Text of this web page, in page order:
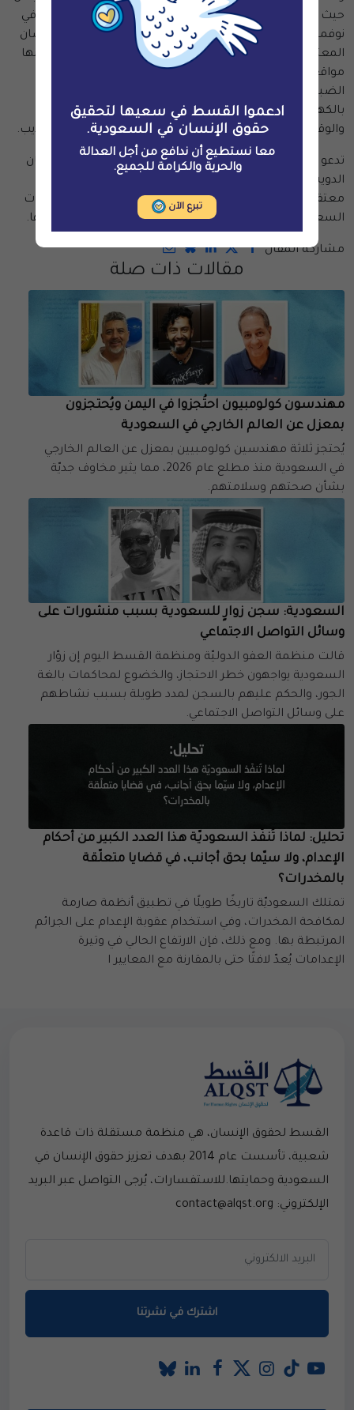
حيث تعرض عدد من المعتقلين لسوء المعاملة والتعذيب، وفي
نوفمبر 2018 وردت أنباء عن تعرض المدافعات عن حقوق الإنسان
المعتقلات للتعذيب الوحشي في عدد من منشآت الاحتجاز، منها
مواقع غير رسمية، أحدها يعرف بـ "الفندق" وآخر بـ "استراحة
الضباط"، وتعرضت المدافعات فيها للضرب والجلد والصعق
بالكهرباء حتى صارت بعضهن تعاني من صعوبة في المشي
والوقوف ومن الارتجاف في المفاصل وظلّت عليهن آثار للتعذيب.
تدعو القسط السلطات السعودية للكشف عن مصير سليمان
الدويش وغيره من المخفيين قسريًّا فورًا، وأن تفرج عن كافة
معتقلي الرأي فورًا ودون شروط، وتدعو للضغط على السلطات
السعودية لإنهاء هذه الممارسات ولمحاسبة المسؤولين عنها.
مشاركة المقال
مقالات ذات صلة
مهندسون كولومبيون احتُجزوا في اليمن ويُحتجزون
بمعزل عن العالم الخارجي في السعودية
يُحتجز ثلاثة مهندسين كولومبيين بمعزل عن العالم الخارجي
في السعودية منذ مطلع عام 2026، مما يثير مخاوف جديّة
بشأن صحتهم وسلامتهم.
السعودية: سجن زوارٍ للسعودية بسبب منشورات على
وسائل التواصل الاجتماعي
قالت منظمة العفو الدوليّة ومنظمة القسط اليوم إن زوّار
السعودية يواجهون خطر الاحتجاز، والخضوع لمحاكمات بالغة
الجور، والحكم عليهم بالسجن لمدد طويلة بسبب نشاطهم
على وسائل التواصل الاجتماعي.
تحليل: لماذا تُنفّذ السعوديّة هذا العدد الكبير من أحكام
الإعدام، ولا سيّما بحق أجانب، في قضايا متعلّقة
بالمخدرات؟
تمتلك السعوديّة تاريخًا طويلًا في تطبيق أنظمة صارمة
لمكافحة المخدرات، وفي استخدام عقوبة الإعدام على الجرائم
المرتبطة بها. ومع ذلك، فإن الارتفاع الحالي في وتيرة
الإعدامات يُعدّ لافتًا حتى بالمقارنة مع المعايير ا
القسط لحقوق الإنسان، هي منظمة مستقلة ذات قاعدة
شعبية، تأسست عام 2014 بهدف تعزيز حقوق الإنسان في
السعودية وحمايتها.للاستفسارات، يُرجى التواصل عبر البريد
الإلكتروني: contact@alqst.org
اشترك في نشرتنا
ادعموا القسط في سعيها لتحقيق
حقوق الإنسان في السعودية.
معا نستطيع أن ندافع من أجل العدالة
والحرية والكرامة للجميع.
تبرع الآن